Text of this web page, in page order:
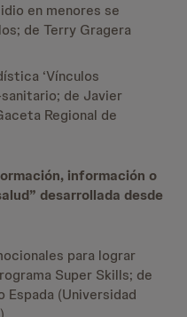
en menores se
de Terry Gragera
‘Vínculos
de Javier
Regional de
información o
desarrollada desde
para lograr
Super Skills; de
(Universidad